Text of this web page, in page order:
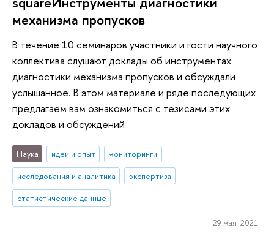
механизма пропусков
В течение 10 семинаров участники и гости научного
коллектива слушают доклады об инструментах
диагностики механизма пропусков и обсуждали
услышанное. В этом материале и ряде последующих
предлагаем вам ознакомиться с тезисами этих
докладов и обсуждений
Наука идеи и опыт
мониторинги
исследования и аналитика
экспертиза
статистические данные
29 мая 2021